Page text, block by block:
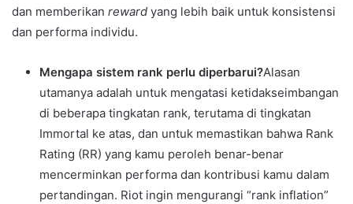
dan memberikan reward yang lebih baik untuk konsistensi
dan performa individu.
Mengapa sistem rank perlu diperbarui?Alasan
utamanya adalah untuk mengatasi ketidakseimbangan
di beberapa tingkatan rank, terutama di tingkatan
Immortal ke atas, dan untuk memastikan bahwa Rank
Rating (RR) yang kamu peroleh benar-benar
mencerminkan performa dan kontribusi kamu dalam
pertandingan. Riot ingin mengurangi “rank inflation”